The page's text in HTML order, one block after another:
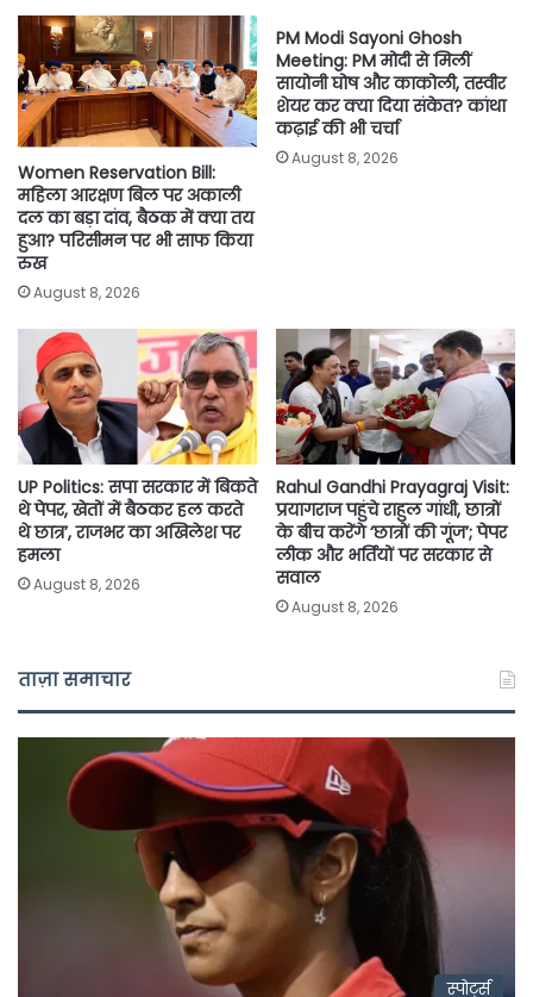
o
o
k
e
r
A
p
p
i
n
k
Women Reservation Bill:
महिला आरक्षण बिल पर अकाली
दल का बड़ा दांव, बैठक में क्या तय
हुआ? परिसीमन पर भी साफ किया
रुख
August 8, 2026
PM Modi Sayoni Ghosh
Meeting: PM मोदी से मिलीं
सायोनी घोष और काकोली, तस्वीर
शेयर कर क्या दिया संकेत? कांथा
कढ़ाई की भी चर्चा
August 8, 2026
UP Politics: सपा सरकार में बिकते
थे पेपर, खेतों में बैठकर हल करते
थे छात्र’, राजभर का अखिलेश पर
हमला
August 8, 2026
Rahul Gandhi Prayagraj Visit:
प्रयागराज पहुंचे राहुल गांधी, छात्रों
के बीच करेंगे ‘छात्रों की गूंज’; पेपर
लीक और भर्तियों पर सरकार से
सवाल
August 8, 2026
ताज़ा समाचार
स्पोर्ट्स